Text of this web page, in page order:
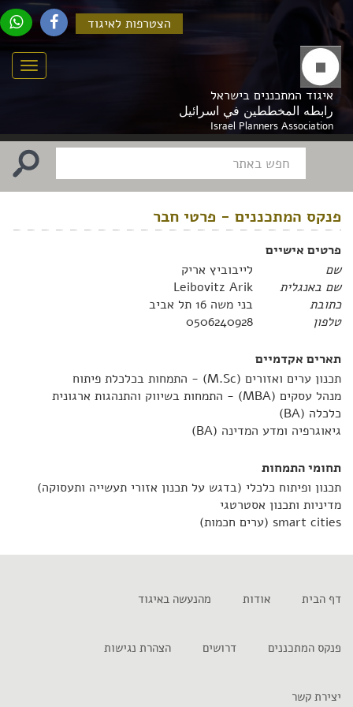
הצטרפות לאיגוד
איגוד המתכננים בישראל
رابطه المخططين في اسرائيل
Israel Planners Association
פנקס המתכננים - פרטי חבר
פרטים אישיים
שם
לייבוביץ אריק
שם באנגלית
Leibovitz Arik
כתובת
בני משה 16 תל אביב
טלפון
0506240928
תארים אקדמיים
תכנון ערים ואזורים (M.Sc) - התמחות בכלכלת פיתוח
מנהל עסקים (MBA) - התמחות בשיווק והתנהגות ארגונית
כלכלה (BA)
גיאוגרפיה ומדע המדינה (BA)
תחומי התמחות
תכנון ופיתוח כלכלי (בדגש על תכנון אזורי תעשייה ותעסוקה)
מדיניות ותכנון אסטרטגי
smart cities (ערים חכמות)
דף הבית אודות מהנעשה באיגוד
פנקס המתכננים דרושים הצהרת נגישות
יצירת קשר